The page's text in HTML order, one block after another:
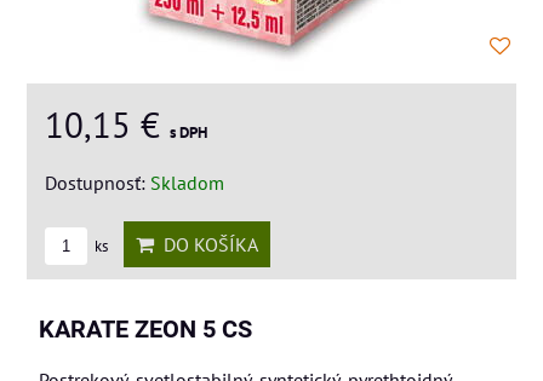
10,15 € s DPH
Dostupnosť: Skladom
ks DO KOŠÍKA
KARATE ZEON 5 CS